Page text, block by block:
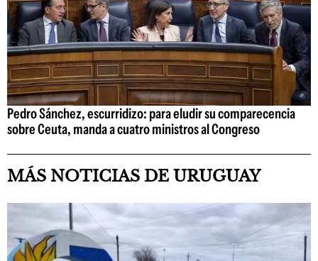
Pedro Sánchez, escurridizo: para eludir su comparecencia
sobre Ceuta, manda a cuatro ministros al Congreso
MÁS NOTICIAS DE URUGUAY